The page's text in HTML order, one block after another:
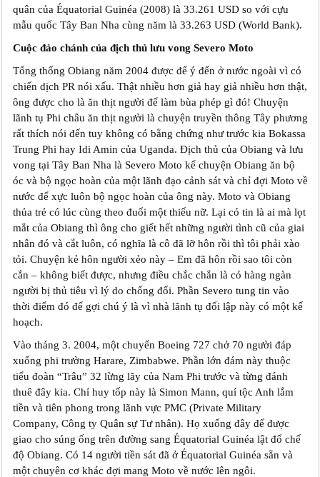
quân của Équatorial Guinéa (2008) là 33.261 USD so với cựu
mẫu quốc Tây Ban Nha cùng năm là 33.263 USD (World Bank).
Cuộc đảo chánh của địch thủ lưu vong Severo Moto
Tổng thống Obiang năm 2004 được để ý đến ở nước ngoài vì có
chiến dịch PR nói xấu. Thật nhiều hơn giả hay giả nhiều hơn thật,
ông được cho là ăn thịt người để làm bùa phép gì đó! Chuyện
lãnh tụ Phi châu ăn thịt người là chuyện truyền thông Tây phương
rất thích nói đến tuy không có bằng chứng như trước kia Bokassa
Trung Phi hay Idi Amin của Uganda. Địch thủ của Obiang và lưu
vong tại Tây Ban Nha là Severo Moto kể chuyện Obiang ăn bộ
óc và bộ ngọc hoàn của một lãnh đạo cảnh sát và chỉ đợi Moto về
nước để xực luôn bộ ngọc hoàn của ông này. Moto và Obiang
thủa trẻ có lúc cùng theo đuổi một thiếu nữ. Lại có tin là ai mà lọt
mắt của Obiang thì ông cho giết hết những người tình cũ của giai
nhân đó và cắt luôn, có nghĩa là cô đã lỡ hôn rồi thì tôi phải xào
tỏi. Chuyện kẻ hôn người xẻo này – Em đã hôn rồi sao tôi còn
cắn – không biết được, nhưng điều chắc chắn là có hàng ngàn
người bị thủ tiêu vì lý do chống đối. Phần Severo tung tin vào
thời điểm đó để gợi chú ý là vì nhà lãnh tụ đối lập này có một kế
hoạch.
Vào tháng 3. 2004, một chuyến Boeing 727 chở 70 người đáp
xuống phi trường Harare, Zimbabwe. Phần lớn đám này thuộc
tiểu đoàn “Trâu” 32 lừng lãy của Nam Phi trước và từng đánh
thuê đây kia. Chỉ huy tốp này là Simon Mann, quí tộc Anh lắm
tiền và tiên phong trong lãnh vực PMC (Private Military
Company, Công ty Quân sự Tư nhân). Họ xuống đây để được
giao cho súng ống trên đường sang Équatorial Guinéa lật đổ chế
độ Obiang. Có 14 người tiền sát đã ở Équatorial Guinéa sẵn và
một chuyên cơ khác đợi mang Moto về nước lên ngôi.